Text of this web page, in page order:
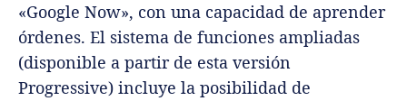
«Google Now», con una capacidad de aprender
órdenes. El sistema de funciones ampliadas
(disponible a partir de esta versión
Progressive) incluye la posibilidad de